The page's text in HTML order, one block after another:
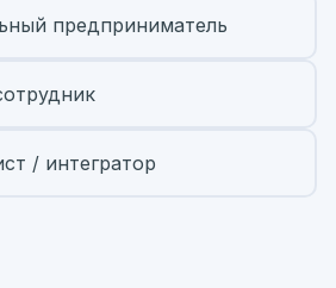
предприниматель
/ интегратор